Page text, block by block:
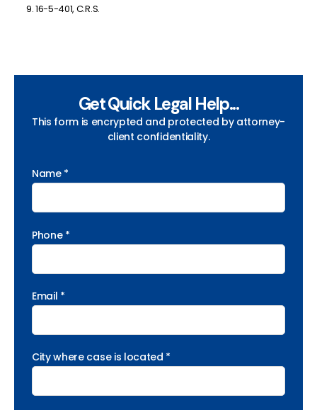
16-5-401, C.R.S.
Get Quick Legal Help...
This form is encrypted and protected by attorney-
client confidentiality.
Name *
Phone *
Email *
City where case is located *